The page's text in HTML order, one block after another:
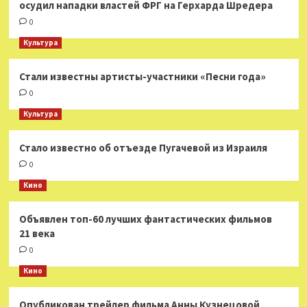
осудил нападки властей ФРГ на Герхарда Шредера
0
Культура
Стали известны артисты-участники «Песни года»
0
Культура
Стало известно об отъезде Пугачевой из Израиля
0
Кино
Объявлен топ-60 лучших фантастических фильмов
21 века
0
Кино